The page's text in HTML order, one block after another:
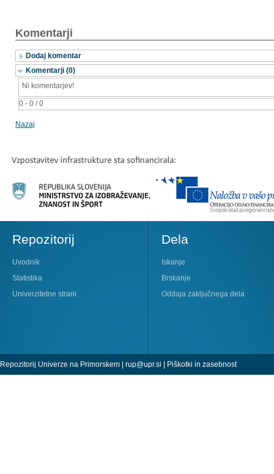
Komentarji
Dodaj komentar
Komentarji (0)
0 - 0 / 0
Ni komentarjev!
Nazaj
Repozitorij
Uvodnik
Statistika
Univerzitetne strani
Dela
Iskanje
Brskanje
Oddaja zaključnega dela
Repozitorij Univerze na Primorskem | rup@upr.si Piškotki in zasebnost